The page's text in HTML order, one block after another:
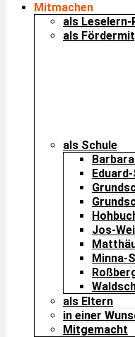
Mitmachen
als Leselern-
als
als Schule
Jos-
Minna-
als Eltern
in einer
Mitgemacht